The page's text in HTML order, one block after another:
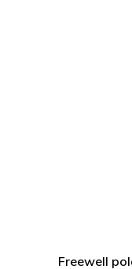
Freewell